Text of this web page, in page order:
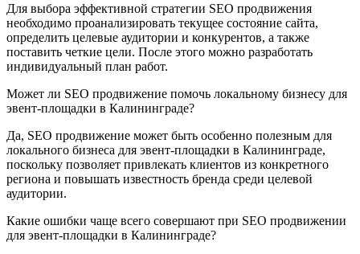
Для выбора эффективной стратегии SEO продвижения
необходимо проанализировать текущее состояние сайта,
определить целевые аудитории и конкурентов, а также
поставить четкие цели. После этого можно разработать
индивидуальный план работ.
Может ли SEO продвижение помочь локальному бизнесу для
эвент-площадки в Калининграде?
Да, SEO продвижение может быть особенно полезным для
локального бизнеса для эвент-площадки в Калининграде,
поскольку позволяет привлекать клиентов из конкретного
региона и повышать известность бренда среди целевой
аудитории.
Какие ошибки чаще всего совершают при SEO продвижении
для эвент-площадки в Калининграде?